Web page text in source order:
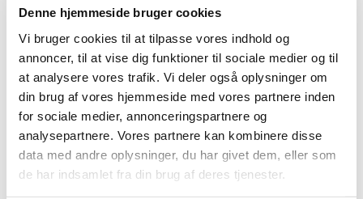
Denne hjemmeside bruger cookies
Vi bruger cookies til at tilpasse vores indhold og
annoncer, til at vise dig funktioner til sociale medier og til
at analysere vores trafik. Vi deler også oplysninger om
din brug af vores hjemmeside med vores partnere inden
for sociale medier, annonceringspartnere og
analysepartnere. Vores partnere kan kombinere disse
data med andre oplysninger, du har givet dem, eller som
de har indsamlet fra din brug af deres tjenester.
Den fred, som er der, men som vi bare skal finde. Og
som vi kan finde hvis vi bruger
Æselkoden! Den kommer her
I antikken var æslet det dyr, man så mest ned på og
anså for et slavedyr. Æslet har altså enlav anseelse
På Jesu tid var æslet et hverdagsdyr. Det mest brugte